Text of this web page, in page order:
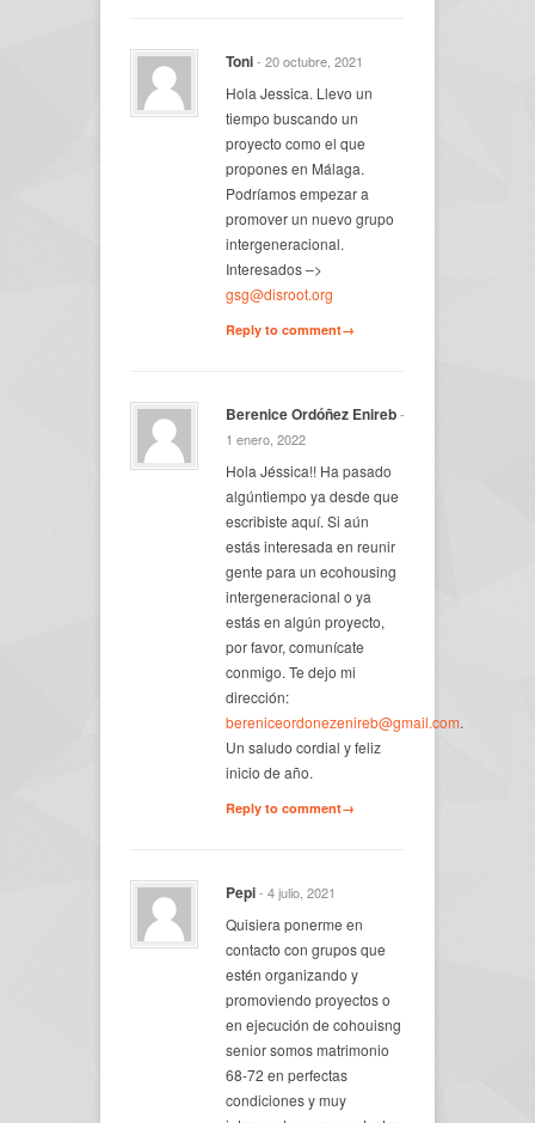
Toni- 20 octubre, 2021
Hola Jessica. Llevo un
tiempo buscando un
proyecto como el que
propones en Málaga.
Podríamos empezar a
promover un nuevo grupo
intergeneracional.
Interesados –>
gsg@disroot.org
Reply to comment→
Berenice Ordóñez Enireb-
1 enero, 2022
Hola Jéssica!! Ha pasado
algúntiempo ya desde que
escribiste aquí. Si aún
estás interesada en reunir
gente para un ecohousing
intergeneracional o ya
estás en algún proyecto,
por favor, comunícate
conmigo. Te dejo mi
dirección:
bereniceordonezenireb@gmail.com.
Un saludo cordial y feliz
inicio de año.
Reply to comment→
Pepi- 4 julio, 2021
Quisiera ponerme en
contacto con grupos que
estén organizando y
promoviendo proyectos o
en ejecución de cohouisng
senior somos matrimonio
68-72 en perfectas
condiciones y muy